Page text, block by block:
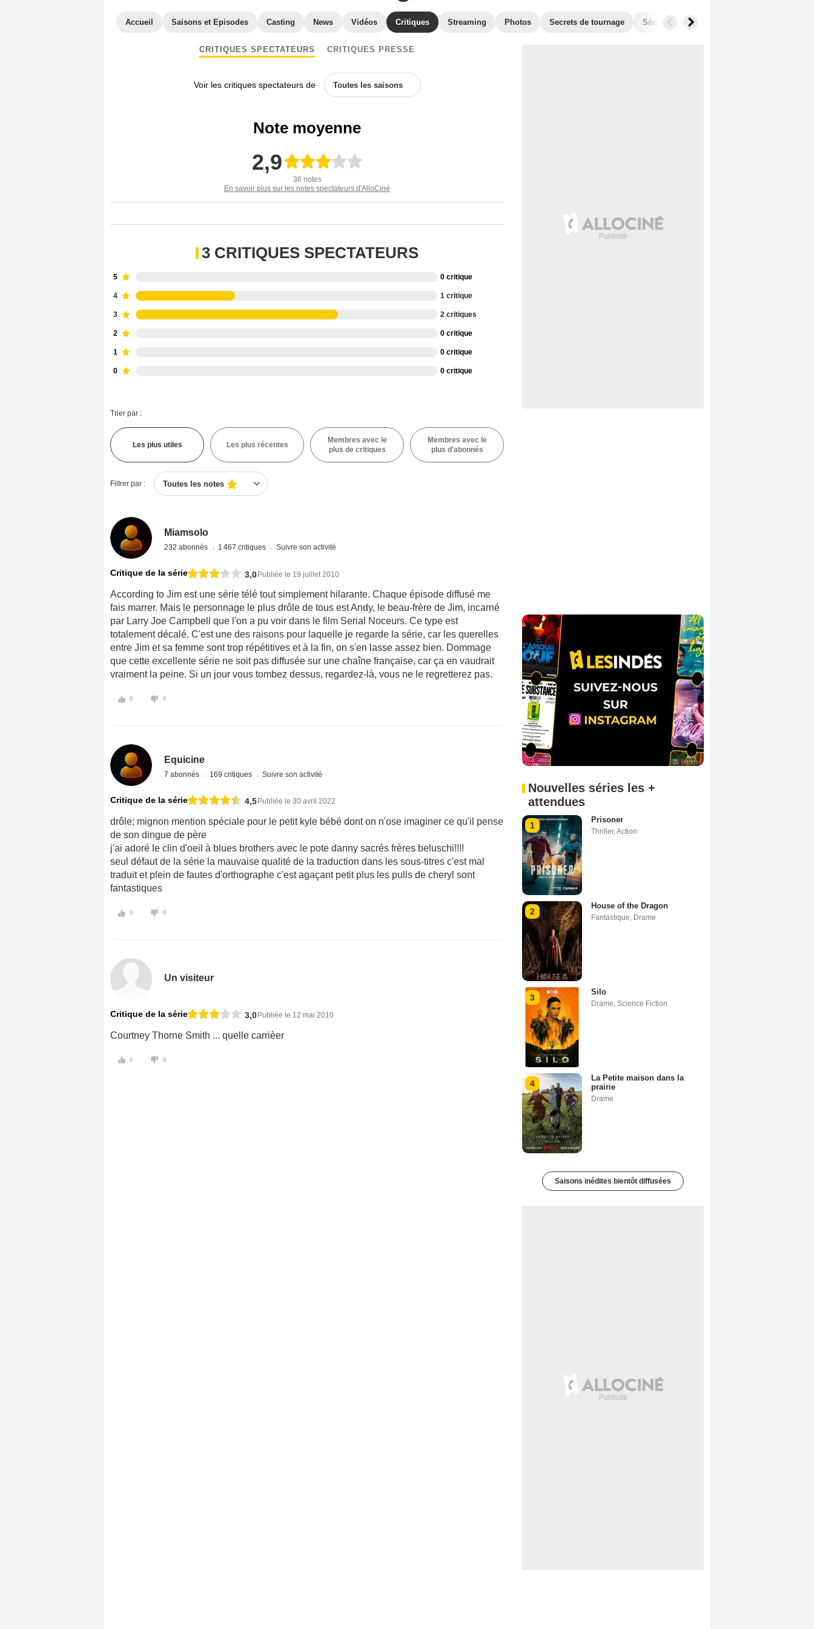
Accueil Saisons et Episodes Casting News Vidéos Critiques Streaming Photos Secrets de tournage Séries similaires
CRITIQUES SPECTATEURS CRITIQUES PRESSE
Voir les critiques spectateurs de Toutes les saisons
Note moyenne
2,9
36 notes
En savoir plus sur les notes spectateurs d'AlloCiné
3 CRITIQUES SPECTATEURS
5 0 critique
4 1 critique
3 2 critiques
2 0 critique
1 0 critique
0 0 critique
Trier par :
Les plus utiles Les plus récentes
Membres avec le
plus de critiques
Membres avec le
plus d'abonnés
Filtrer par : Toutes les notes
Miamsolo
232 abonnés 1 467 critiques Suivre son activité
Critique de la série 3,0Publiée le 19 juillet 2010
According to Jim est une série télé tout simplement hilarante. Chaque épisode diffusé me
fais marrer. Mais le personnage le plus drôle de tous est Andy, le beau-frère de Jim, incarné
par Larry Joe Campbell que l'on a pu voir dans le film Serial Noceurs. Ce type est
totalement décalé. C'est une des raisons pour laquelle je regarde la série, car les querelles
entre Jim et sa femme sont trop répétitives et à la fin, on s'en lasse assez bien. Dommage
que cette excellente série ne soit pas diffusée sur une chaîne française, car ça en vaudrait
vraiment la peine. Si un jour vous tombez dessus, regardez-là, vous ne le regretterez pas.
0 0
Equicine
7 abonnés 169 critiques Suivre son activité
Critique de la série 4,5 Publiée le 30 avril 2022
drôle; mignon mention spéciale pour le petit kyle bébé dont on n'ose imaginer ce qu'il pense
de son dingue de père
j'ai adoré le clin d'oeil à blues brothers avec le pote danny sacrés frères beluschi!!!!
seul défaut de la série la mauvaise qualité de la traduction dans les sous-titres c'est mal
traduit et plein de fautes d'orthographe c'est agaçant petit plus les pulls de cheryl sont
fantastiques
0 0
Un visiteur
Critique de la série 3,0 Publiée le 12 mai 2010
Courtney Thorne Smith ... quelle carrièer
0 0
Nouvelles séries les +
attendues
1
Prisoner
Thriller,Action
2
House of the Dragon
Fantastique, Drame
3
Silo
Drame, Science Fiction
4
La Petite maison dans la
prairie
Drame
Saisons inédites bientôt diffusées